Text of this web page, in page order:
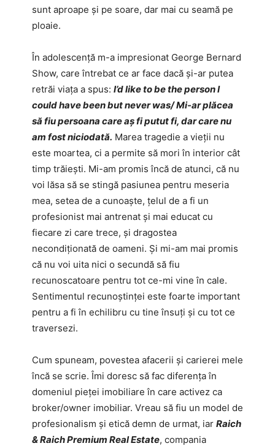
sunt aproape şi pe soare, dar mai cu seamă pe
ploaie.
În adolescenţă m-a impresionat George Bernard
Show, care întrebat ce ar face dacă şi-ar putea
retrăi viaţa a spus: I’d like to be the person I
could have been but never was/ Mi-ar plăcea
să fiu persoana care aş fi putut fi, dar care nu
am fost niciodată. Marea tragedie a vieţii nu
este moartea, ci a permite să mori în interior cât
timp trăieşti. Mi-am promis încă de atunci, că nu
voi lăsa să se stingă pasiunea pentru meseria
mea, setea de a cunoaşte, țelul de a fi un
profesionist mai antrenat şi mai educat cu
fiecare zi care trece, şi dragostea
necondiţionată de oameni. Și mi-am mai promis
că nu voi uita nici o secundă să fiu
recunoscatoare pentru tot ce-mi vine în cale.
Sentimentul recunoştinţei este foarte important
pentru a fi în echilibru cu tine însuţi şi cu tot ce
traversezi.
Cum spuneam, povestea afacerii şi carierei mele
încă se scrie. Îmi doresc să fac diferenţa în
domeniul pieţei imobiliare în care activez ca
broker/owner imobiliar. Vreau să fiu un model de
profesionalism şi etică demn de urmat, iar Raich
& Raich Premium Real Estate, compania